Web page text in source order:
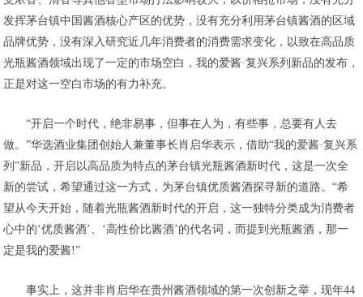
发挥茅台镇中国酱酒核心产区的优势，没有充分利用茅台镇酱酒的区域
品牌优势，没有深入研究近几年消费者的消费需求变化，以致在高品质
光瓶酱酒领域出现了一定的市场空白，我的爱酱·复兴系列新品的发布，
正是对这一空白市场的有力补充。
“开启一个时代，绝非易事，但事在人为，有些事，总要有人去
做。”华选酒业集团创始人兼董事长肖启华表示，借助“我的爱酱·复兴系
列”新品，开启以高品质为特点的茅台镇光瓶酱酒新时代，这是一次全
新的尝试，希望通过这一方式，为茅台镇优质酱酒探寻新的道路。“希
望从今天开始，随着光瓶酱酒新时代的开启，这一独特分类成为消费者
心中的‘优质酱酒’、‘高性价比酱酒’的代名词，而提到光瓶酱酒，那一
定是我的爱酱!”
事实上，这并非肖启华在贵州酱酒领域的第一次创新之举，现年44